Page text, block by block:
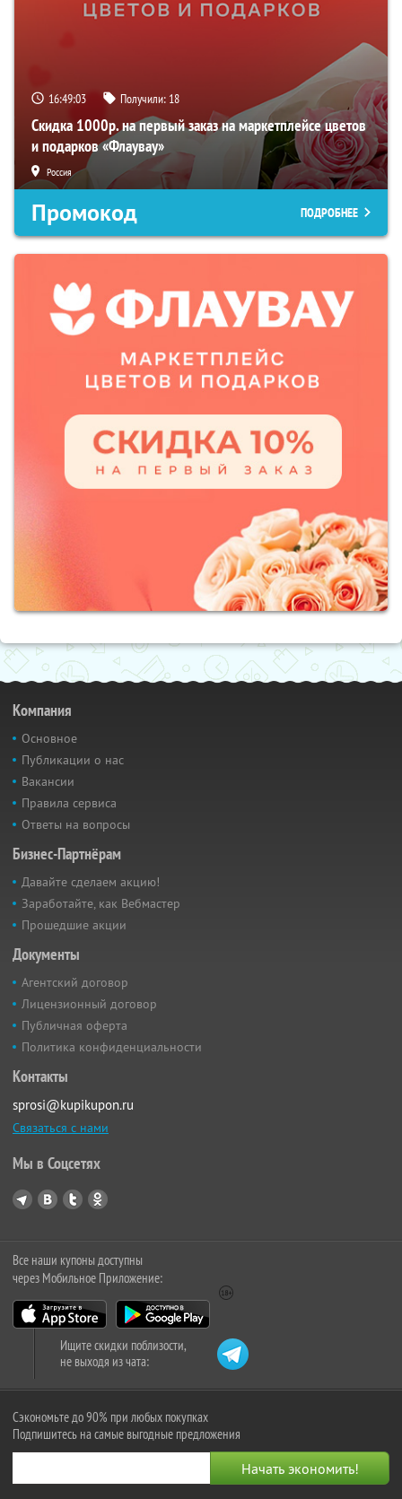
16:49:02 Получили: 18
Скидка 1000р. на первый заказ на маркетплейсе цветов
и подарков «Флаувау»
Россия
Промокод ПОДРОБНЕЕ
Компания
Основное
Публикации о нас
Вакансии
Правила сервиса
Ответы на вопросы
Бизнес-Партнёрам
Давайте сделаем акцию!
Заработайте, как Вебмастер
Прошедшие акции
Документы
Агентский договор
Лицензионный договор
Публичная оферта
Политика конфиденциальности
Контакты
sprosi@kupikupon.ru
Связаться с нами
Мы в Соцсетях
Все наши купоны доступны
через Мобильное Приложение:
Ищите скидки поблизости,
не выходя из чата:
Сэкономьте до 90% при любых покупках
Подпишитесь на самые выгодные предложения